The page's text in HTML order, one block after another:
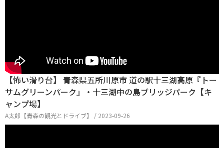
【怖い滑り台】 青森県五所川原市 道の駅十三湖高原『トー
サムグリーンパーク』・十三湖中の島ブリッジパーク【キ
ャンプ場】
A太郎【青森の観光とドライブ】 / 2023-09-26